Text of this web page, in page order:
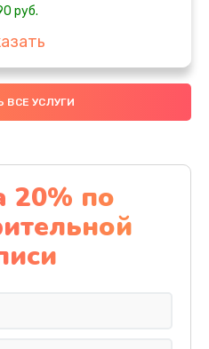
руб.
камеры
руб.
динамика
руб.
ВСЕ УСЛУГИ
20% по